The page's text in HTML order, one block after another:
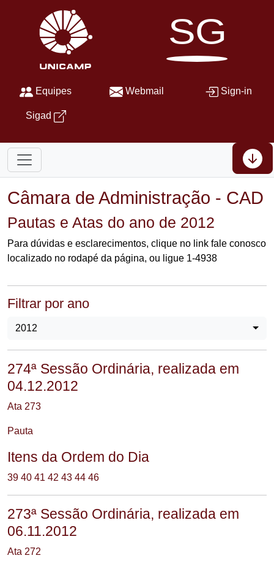
SG
Equipes Webmail Sign-in
Sigad
Câmara de Administração - CAD
Pautas e Atas do ano de 2012
Para dúvidas e esclarecimentos, clique no link fale conosco
localizado no rodapé da página, ou ligue 1-4938
Filtrar por ano
2012
274ª Sessão Ordinária, realizada em
04.12.2012
Ata 273
Pauta
Itens da Ordem do Dia
39 40 41 42 43 44 46
273ª Sessão Ordinária, realizada em
06.11.2012
Ata 272